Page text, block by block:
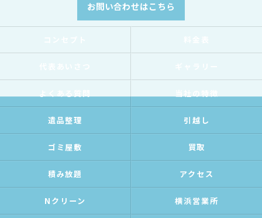
お問い合わせはこちら
遺品整理 引越し
ゴミ屋敷 買取
積み放題 アクセス
Nクリーン 横浜営業所